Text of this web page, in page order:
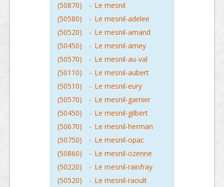
(50870)
- Le mesnil
(50580)
- Le mesnil-adelee
(50520)
- Le mesnil-amand
(50450)
- Le mesnil-amey
(50570)
- Le mesnil-au-val
(50110)
- Le mesnil-aubert
(50510)
- Le mesnil-eury
(50570)
- Le mesnil-garnier
(50450)
- Le mesnil-gilbert
(50670)
- Le mesnil-herman
(50750)
- Le mesnil-opac
(50860)
- Le mesnil-ozenne
(50220)
- Le mesnil-rainfray
(50520)
- Le mesnil-raoult